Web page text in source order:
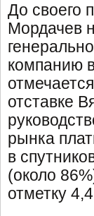
До своего
Мордачев
компанию
отставке
рынка
в
(около
отметку